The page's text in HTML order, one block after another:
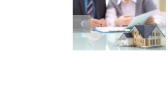
Les 5 étapes
travaux en
promotion